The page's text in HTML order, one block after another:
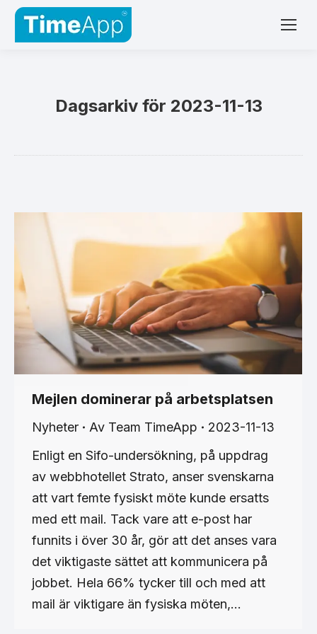
Dagsarkiv för 2023-11-13
Mejlen dominerar på arbetsplatsen
Nyheter Av Team TimeApp
2023-11-13
Enligt en Sifo-undersökning, på uppdrag
av webbhotellet Strato, anser svenskarna
att vart femte fysiskt möte kunde ersatts
med ett mail. Tack vare att e-post har
funnits i över 30 år, gör att det anses vara
det viktigaste sättet att kommunicera på
jobbet. Hela 66% tycker till och med att
mail är viktigare än fysiska möten,…